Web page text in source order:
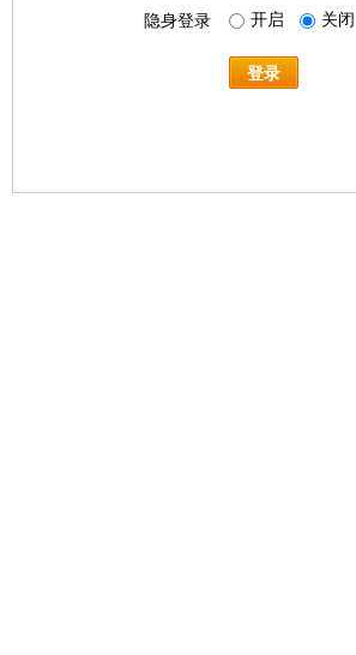
隐身登录 开启 关闭
登录